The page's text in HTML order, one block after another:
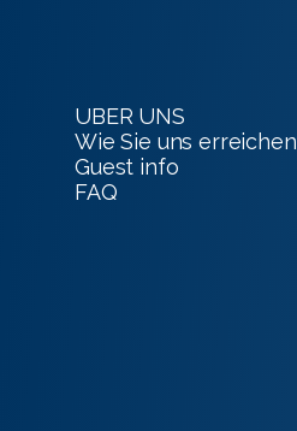
UBER UNS
Wie Sie uns erreichen
Guest info
FAQ